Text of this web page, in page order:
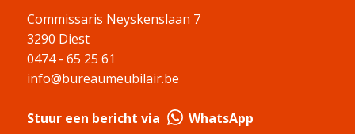
Commissaris Neyskenslaan 7
3290 Diest
0474 - 65 25 61
info@bureaumeubilair.be
Stuur een bericht via
WhatsApp